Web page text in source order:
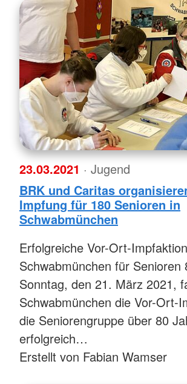
23.03.2021 · Jugend
BRK und Caritas
Impfung für 180 Senioren in
Schwabmünchen
Erfolgreiche Vor-Ort-
Schwabmünchen für Senioren
Sonntag, den 21. März 2021,
Schwabmünchen die Vor-Ort-
die Seniorengruppe über 80
erfolgreich…
Erstellt von Fabian Wamser